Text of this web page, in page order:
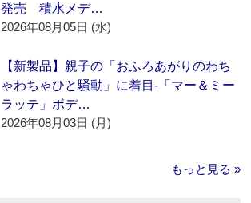
発売 積水メデ…
2026年08月05日 (水)
【新製品】親子の「おふろあがりのわち
ゃわちゃひと騒動」に着目‐「マー＆ミー
ラッテ」ボデ…
2026年08月03日 (月)
もっと見る »